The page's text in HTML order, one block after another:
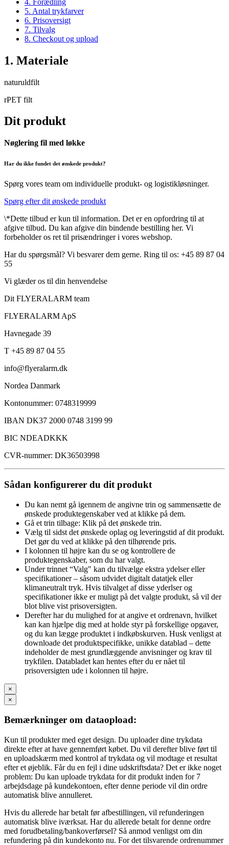
5. Antal trykfarver
6. Prisoversigt
7. Tilvalg
8. Checkout og upload
1. Materiale
naturuldfilt
rPET filt
Dit produkt
Nøglering fil med løkke
Har du ikke fundet det ønskede produkt?
Spørg vores team om individuelle produkt- og logistikløsninger.
Spørg efter dit ønskede produkt
\*Dette tilbud er kun til information. Det er en opfordring til at
afgive tilbud. Du kan afgive din bindende bestilling her. Vi
forbeholder os ret til prisændringer i vores webshop.
Har du spørgsmål? Vi besvarer dem gerne. Ring til os: +45 89 87 04
55
Vi glæder os til din henvendelse
Dit FLYERALARM team
FLYERALARM ApS
Havnegade 39
T +45 89 87 04 55
info@flyeralarm.dk
Nordea Danmark
Kontonummer: 0748319999
IBAN DK37 2000 0748 3199 99
BIC NDEADKKK
CVR-nummer: DK36503998
Sådan konfigurerer du dit produkt
Du kan nemt gå igennem de angivne trin og sammensætte de
ønskede produktegenskaber ved at klikke på dem.
Gå et trin tilbage: Klik på det ønskede trin.
Vælg til sidst det ønskede oplag og leveringstid af dit produkt.
Det gør du ved at klikke på den tilhørende pris.
I kolonnen til højre kan du se og kontrollere de
produktegenskaber, som du har valgt.
Under trinnet “Valg" kan du tilvælge ekstra ydelser eller
specifikationer – såsom udvidet digitalt datatjek eller
klimaneutralt tryk. Hvis tilvalget af disse yderlser og
specifikationer ikke er muligt på det valgte produkt, så vil der
blot blive vist prisoversigten.
Derefter har du mulighed for at angive et ordrenavn, hvilket
kan kan hjælpe dig med at holde styr på forskellige opgaver,
og du kan lægge produktet i indkøbskurven. Husk venligst at
downloade det produktspecifikke, unikke datablad – dette
indeholder de mest grundlæggende anvisninger og krav til
trykfilen. Databladet kan hentes efter du er nået til
prisoversigten ude i kolonnen til højre.
×
×
Bemærkninger om dataopload:
Kun til produkter med eget design. Du uploader dine trykdata
direkte efter at have gennemført købet. Du vil derefter blive ført til
en uploadskærm med kontrol af trykdata og vil modtage et resultat
efter et øjeblik. Får du en fejl i dine udskriftsdata? Det er ikke noget
problem: Du kan uploade trykdata for dit produkt inden for 7
arbejdsdage på kundekontoen, efter denne periode vil din ordre
automatisk blive annulleret.
Hvis du allerede har betalt før afbestillingen, vil refunderingen
automatisk blive iværksat. Har du allerede betalt for denne ordre
med forudbetaling/bankoverførsel? Så anmod venligst om din
refundering på din kundekonto nu. For det tilsvarende ordrenummer